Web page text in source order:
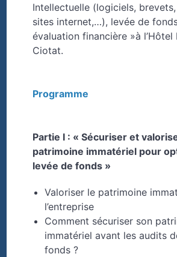
Intellectuelle (logiciels,
sites internet,…), levée de
évaluation financière »à l’Hôtel
Ciotat.
Programme
Partie I : « Sécuriser et
patrimoine immatériel pour
levée de fonds »
Valoriser le patrimoine
l’entreprise
Comment sécuriser son
immatériel avant les audits
fonds ?